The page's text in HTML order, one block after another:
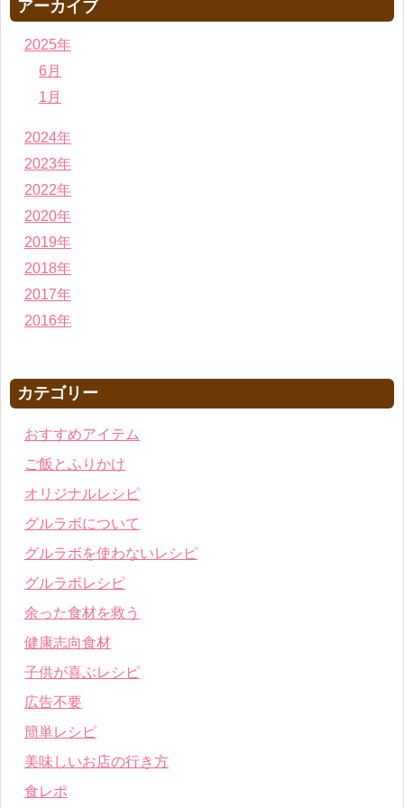
アーカイブ
2025年
6月
1月
2024年
2023年
2022年
2020年
2019年
2018年
2017年
2016年
カテゴリー
おすすめアイテム
ご飯とふりかけ
オリジナルレシピ
グルラボについて
グルラボを使わないレシピ
グルラボレシピ
余った食材を救う
健康志向食材
子供が喜ぶレシピ
広告不要
簡単レシピ
美味しいお店の行き方
食レポ